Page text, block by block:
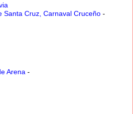
Santa Cruz, Carnaval Cruceño -
Arena -